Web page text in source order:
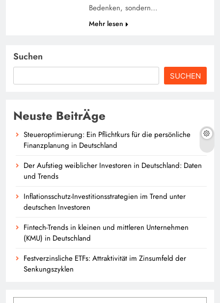
Bedenken, sondern…
Mehr lesen
Suchen
SUCHEN
Neuste BeitrÄge
Steueroptimierung: Ein Pflichtkurs für die persönliche
Finanzplanung in Deutschland
Der Aufstieg weiblicher Investoren in Deutschland: Daten
und Trends
Inflationsschutz-Investitionsstrategien im Trend unter
deutschen Investoren
Fintech-Trends in kleinen und mittleren Unternehmen
(KMU) in Deutschland
Festverzinsliche ETFs: Attraktivität im Zinsumfeld der
Senkungszyklen